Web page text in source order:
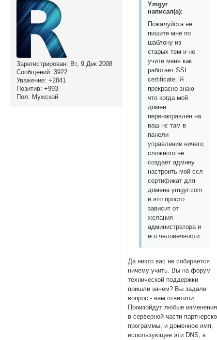
Зарегистрирован: Вт, 9 Дек 2008
Сообщений: 3922
Уважение: +2841
Позитив: +993
Пол: Мужской
Ymgyr
написал(а):
Пожалуйста не
пишите мне по
шаблону из
старых тем и не
учите меня как
работает SSL
certificate. Я
прекрасно знаю
что когда мой
домен
перенаправлен на
ваш нс там в
панели
управление ничего
сложного не
создает админу
настроить мой ссл
сертификат для
домена ymgyr.com
и это просто
зависит от
желания
администратора и
его человечности
Да никто вас не собирается
ничему учить. Вы на форум
технической поддержки
пришли зачем? Вы задали
вопрос - вам ответили.
Произойдут любые изменения
в серверной части
программы, и доменное имя,
использующее эти DNS, в